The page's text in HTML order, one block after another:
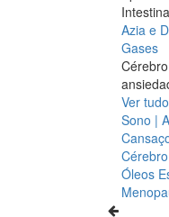
Azia e
Gases
Ver tudo
Sono |
Óleos